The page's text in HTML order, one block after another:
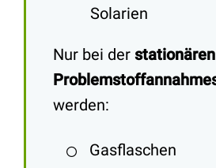
Solarien
Nur bei der stationären
werden:
Gasflaschen